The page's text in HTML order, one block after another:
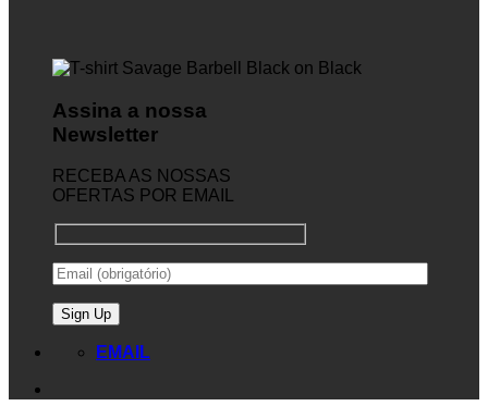
Assina a nossa
Newsletter
RECEBA AS NOSSAS
OFERTAS POR EMAIL
EMAIL